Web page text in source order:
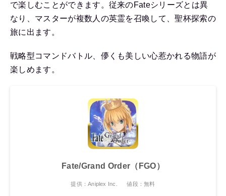
で楽しむことができます。従来のFateシリーズとは異
なり、マスターが複数人の英霊を召喚して、聖杯探索の
旅に出ます。
戦略型コマンドバトル、儚くも美しい心惹かれる物語が
楽しめます。
Fate/Grand Order（FGO）
提供：Aniplex Inc. 値段：無料